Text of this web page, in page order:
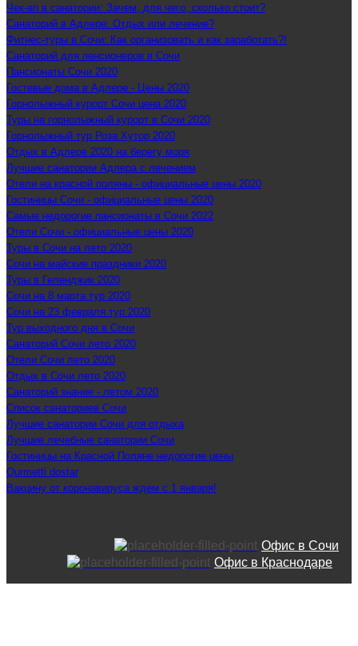
Чек-ап в санатории: Зачем, для чего, сколько стоит?
Санаторий в Адлере: Отдых или лечение?
Фитнес-туры в Сочи: Как организовать и как заработать?!
Санаторий для пенсионеров в Сочи
Пансионаты Сочи 2020
Гостевые дома в Адлере - Цены 2020
Горнолыжный курорт Сочи цена 2020
Туры на горнолыжный курорт в Сочи 2020
Горнолыжный тур Роза Хутор 2020
Отдых в Адлере 2020 на берегу моря
Лучшие санатории Адлера с лечением
Отели на красной поляны - официальные цены 2020
Гостиницы Сочи - официальные цены 2020
Самые недорогие пансионаты в Сочи 2022
Отели Сочи - официальные цены 2020
Туры в Сочи на лето 2020
Сочи на майские праздники 2020
Туры в Геленджик 2020
Сочи на 8 марта тур 2020
Сочи на 23 февраля тур 2020
Тур выходного дня в Сочи
Санаторий Сочи лето 2020
Отели Сочи лето 2020
Отдых в Сочи лето 2020
Санаторий знание - летом 2020
Список санаториев Сочи
Лучшие санатории Сочи для отдыха
Лучшие лечебные санатории Сочи
Гостиницы на Красной Поляне недорогие цены
Qurmetti dostar
Вакцину от коронавируса ждем с 1 января!
Офис в Сочи
Офис в Краснодаре